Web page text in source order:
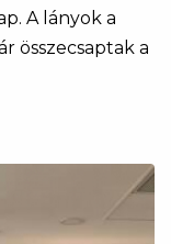
A lányok a
összecsaptak a